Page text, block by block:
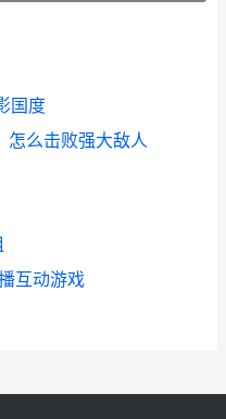
国度
怎么击败强大敌人
互动游戏